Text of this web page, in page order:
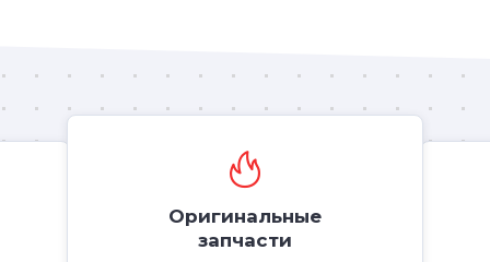
Оригинальные
запчасти